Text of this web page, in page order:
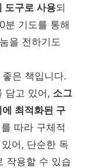
도구로 사용되
분 기도를 통해
을 전하기도
은 책입니다.
담고 있어, 소그
최적화된 구
따라 구체적
어, 단순한 독
작용할 수 있습